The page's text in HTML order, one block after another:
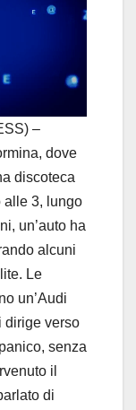
–
dove
discoteca
alle 3, lungo
un’auto ha
alcuni
Le
un’Audi
dirige verso
senza
il
di